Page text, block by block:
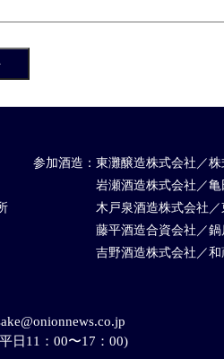
参加酒造： 東灘醸造株式会社／株
岩瀬酒造株式会社 ／亀
木戸泉酒造株式会社／
藤平酒造合資会社／鍋
吉野酒造株式会社 ／和
日11：00〜17：00)